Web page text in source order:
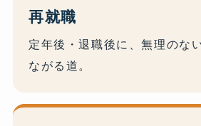
再就職
定年後・退職後に、無理のな
ながる道。